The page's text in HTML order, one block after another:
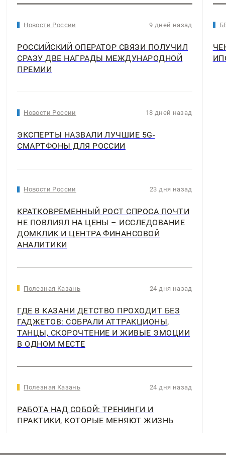
Новости России 9 дней назад
РОССИЙСКИЙ ОПЕРАТОР СВЯЗИ ПОЛУЧИЛ
СРАЗУ ДВЕ НАГРАДЫ МЕЖДУНАРОДНОЙ
ПРЕМИИ
Новости России 18 дней назад
ЭКСПЕРТЫ НАЗВАЛИ ЛУЧШИЕ 5G-
СМАРТФОНЫ ДЛЯ РОССИИ
Новости России 23 дня назад
КРАТКОВРЕМЕННЫЙ РОСТ СПРОСА ПОЧТИ
НЕ ПОВЛИЯЛ НА ЦЕНЫ – ИССЛЕДОВАНИЕ
ДОМКЛИК И ЦЕНТРА ФИНАНСОВОЙ
АНАЛИТИКИ
Полезная Казань 24 дня назад
ГДЕ В КАЗАНИ ДЕТСТВО ПРОХОДИТ БЕЗ
ГАДЖЕТОВ: СОБРАЛИ АТТРАКЦИОНЫ,
ТАНЦЫ, СКОРОЧТЕНИЕ И ЖИВЫЕ ЭМОЦИИ
В ОДНОМ МЕСТЕ
Полезная Казань 24 дня назад
РАБОТА НАД СОБОЙ: ТРЕНИНГИ И
ПРАКТИКИ, КОТОРЫЕ МЕНЯЮТ ЖИЗНЬ